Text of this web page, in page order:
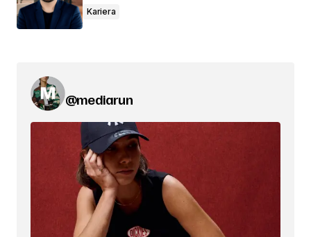
Kariera
@mediarun